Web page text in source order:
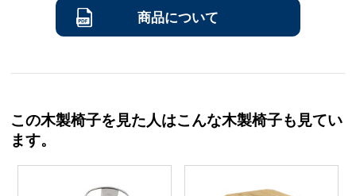
商品について
この木製椅子を見た人はこんな木製椅子も見てい
ます。